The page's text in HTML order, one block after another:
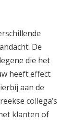
De
die het
heeft effect
aan de
collega’s
klanten of